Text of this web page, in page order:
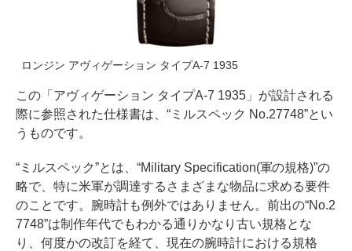
ロンジン アヴィゲーション タイプA-7 1935
この「アヴィゲーション タイプA-7 1935」が設計される
際に参照された仕様書は、“ミルスペック No.27748”とい
うものです。
“ミルスペック”とは、“Military Specification(軍の規格)”の
略で、特に米軍が調達するさまざまな物品に求める要件
のことです。腕時計も例外ではありません。前出の“No.2
7748”は制作年代でもわかる通りかなり古い規格とな
り、何度かの改訂を経て、現在の腕時計における規格